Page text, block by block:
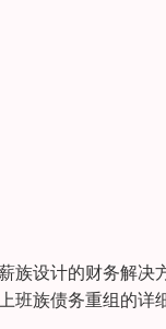
设计的财务解
族债务重组的